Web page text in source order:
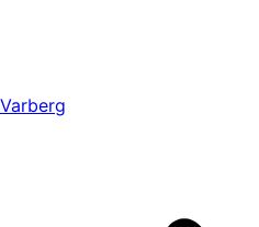
Varberg